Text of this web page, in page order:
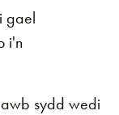
gael
i'n
sydd wedi